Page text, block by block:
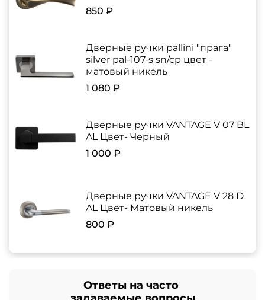
850 ₽
Дверные ручки pallini "прага"
silver pal-107-s sn/cp цвет -
матовый никель
1 080 ₽
Дверные ручки VANTAGE V 07 BL
AL Цвет- Черный
1 000 ₽
Дверные ручки VANTAGE V 28 D
AL Цвет- Матовый никель
800 ₽
Ответы на часто